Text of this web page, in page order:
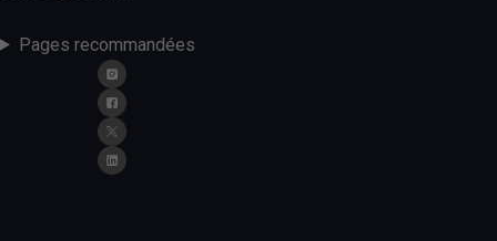
Pages recommandées